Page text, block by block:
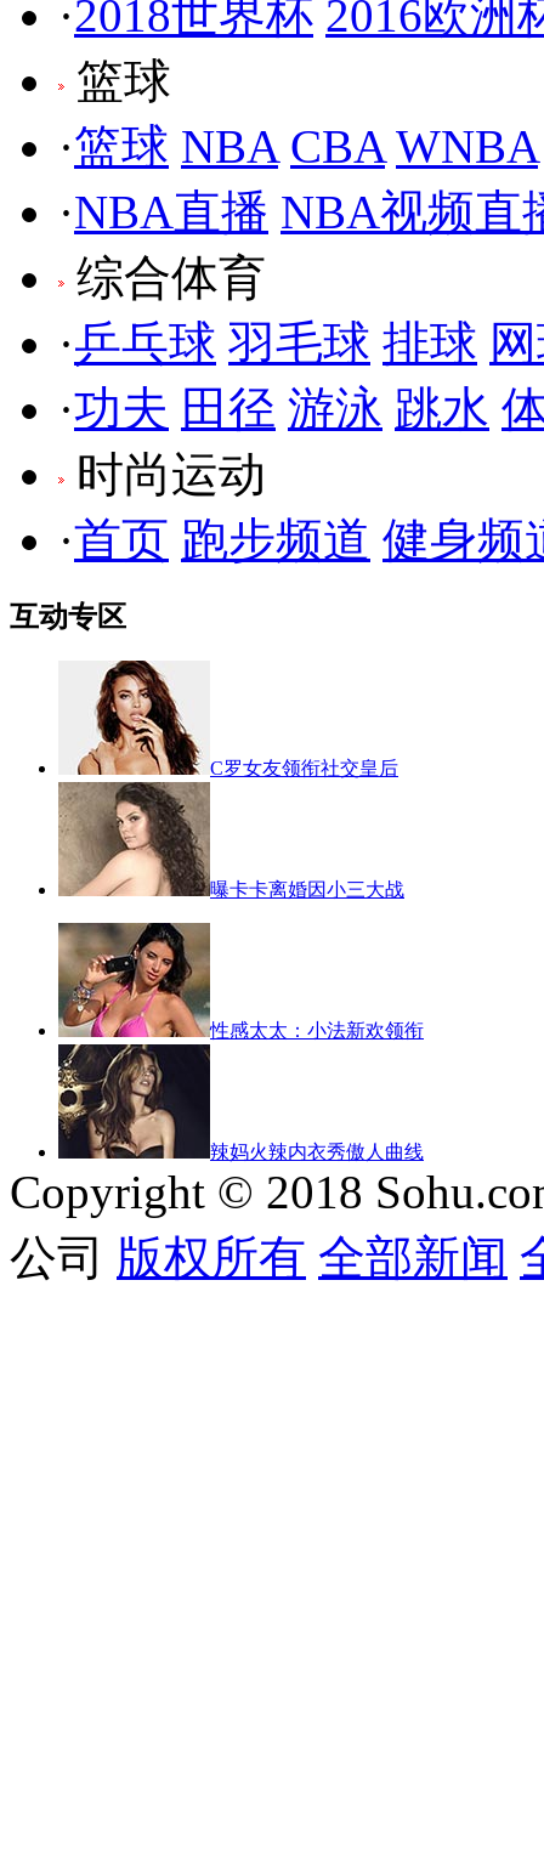
·2018世界杯 2016欧洲
篮球
·篮球 NBA CBA WNBA
·NBA直播 NBA视频直
综合体育
·乒乓球 羽毛球 排球
·功夫 田径 游泳 跳水
时尚运动
·首页 跑步频道 健身频
互动专区
C罗女友领衔社交皇后
曝卡卡离婚因小三大战
性感太太：小法新欢领衔
辣妈火辣内衣秀傲人曲线
Copyright © 2018
公司 版权所有 全部新闻